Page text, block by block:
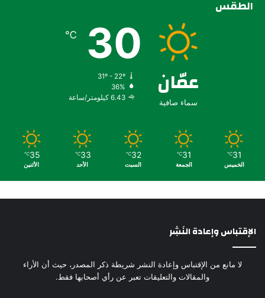
الطقس
عمّان
سماء صافية
30
℃
31º - 22º
36%
6.43 كيلومتر/ساعة
31
℃
الخميس
31
℃
الجمعة
32
℃
السبت
33
℃
الأحد
35
℃
الأثنين
الإقتباس وإعادة النَشِر
لا مانع من الإقتباس وإعادة النشر شريطة ذكر المصدر، حيث أن الأراء
والمقالات والتعليقات تعبر عن رأي أصحابها فقط.